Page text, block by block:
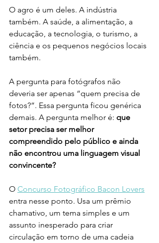
O agro é um deles. A indústria
também. A saúde, a alimentação, a
educação, a tecnologia, o turismo, a
ciência e os pequenos negócios locais
também.
A pergunta para fotógrafos não
deveria ser apenas “quem precisa de
fotos?”. Essa pergunta ficou genérica
demais. A pergunta melhor é: que
setor precisa ser melhor
compreendido pelo público e ainda
não encontrou uma linguagem visual
convincente?
O Concurso Fotográfico Bacon Lovers
entra nesse ponto. Usa um prêmio
chamativo, um tema simples e um
assunto inesperado para criar
circulação em torno de uma cadeia